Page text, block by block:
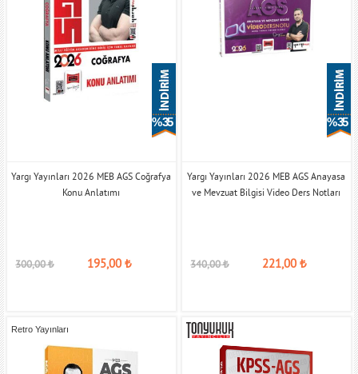
% 35
Yargı Yayınları 2026 MEB AGS Coğrafya
Konu Anlatımı
300,00₺ 195,00₺
% 35
Yargı Yayınları 2026 MEB AGS Anayasa
ve Mevzuat Bilgisi Video Ders Notları
340,00₺ 221,00₺
Retro Yayınları